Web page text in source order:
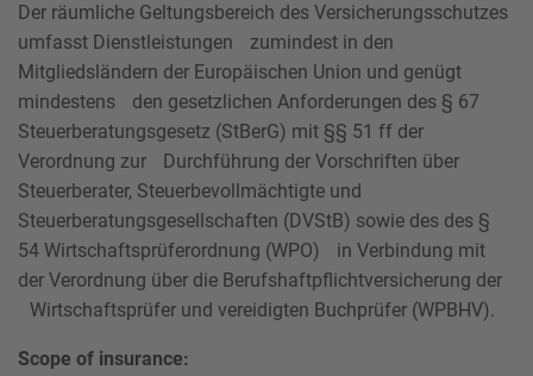
Der räumliche Geltungsbereich des Versicherungsschutzes
umfasst Dienstleistungen zumindest in den
Mitgliedsländern der Europäischen Union und genügt
mindestens den gesetzlichen Anforderungen des § 67
Steuerberatungsgesetz (StBerG) mit §§ 51 ff der
Verordnung zur Durchführung der Vorschriften über
Steuerberater, Steuerbevollmächtigte und
Steuerberatungsgesellschaften (DVStB) sowie des des §
54 Wirtschaftsprüferordnung (WPO) in Verbindung mit
der Verordnung über die Berufshaftpflichtversicherung der
Wirtschaftsprüfer und vereidigten Buchprüfer (WPBHV).
Scope of insurance: